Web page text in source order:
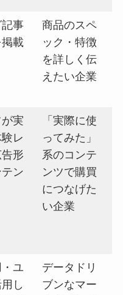
事
載
商品のスペ
ック・特徴
を詳しく伝
えたい企業
実
レ
形
ン
「実際に使
ってみた」
系のコンテ
ンツで購買
につなげた
い企業
ユ
し
データドリ
ブンなマー